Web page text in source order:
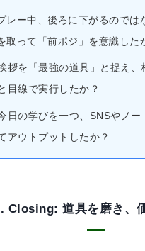
レー中、後ろに下がるのでは
取って「前ポジ」を意識した
拶を「最強の道具」と捉え、
目線で実行したか？
日の学びを一つ、SNSやノー
アウトプットしたか？
Closing: 道具を磨き、